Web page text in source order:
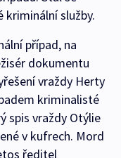
kriminální služby.
případ, na
dokumentu
vraždy Herty
kriminalisté
spis vraždy Otýlie
v kufrech. Mord
ředitel